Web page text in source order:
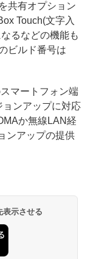
共有オプション
Touch(文字入
るなどの機能も
ビルド番号は
マートフォン端
ンアップに対応
か無線LAN経
ンアップの提供
表示させる